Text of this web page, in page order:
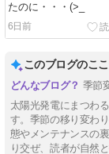
たのに・・・(>_
6日前
このブログのこ
季節
太陽光発電にまつわ
す。季節の移り変わ
態やメンテナンスの
り交ぜ、読者が自然